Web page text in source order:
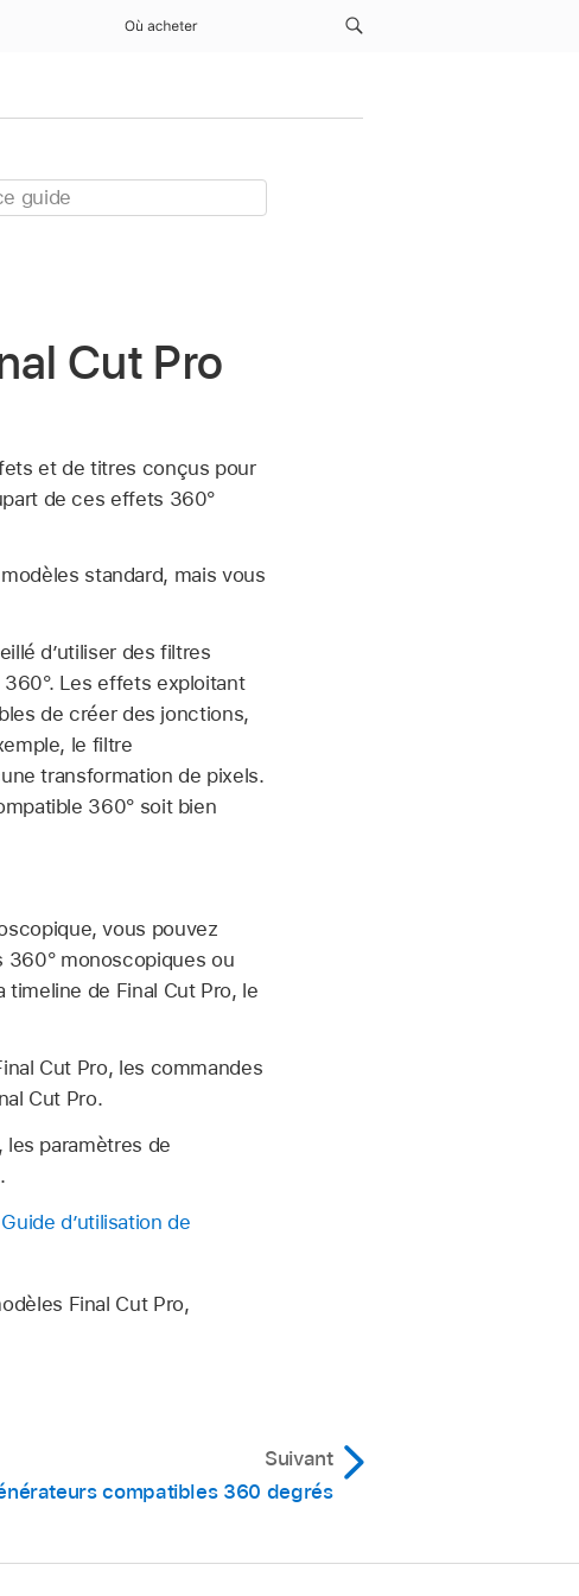
Où acheter
Cut Pro
et de titres conçus pour
de ces effets 360°
standard, mais vous
d’utiliser des filtres
Les effets exploitant
de créer des jonctions,
le filtre
transformation de pixels.
360° soit bien
vous pouvez
360° monoscopiques ou
timeline de Final Cut Pro, le
Cut Pro, les commandes
Cut Pro.
les paramètres de
Guide d’utilisation de
Final Cut Pro,
Suivant
compatibles 360 degrés